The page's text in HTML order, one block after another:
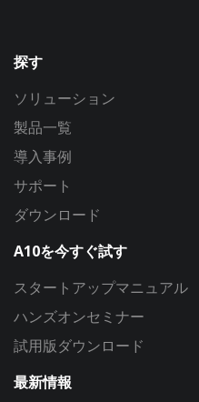
探す
ソリューション
製品一覧
導入事例
サポート
ダウンロード
A10を今すぐ試す
スタートアップマニュアル
ハンズオンセミナー
試用版ダウンロード
最新情報